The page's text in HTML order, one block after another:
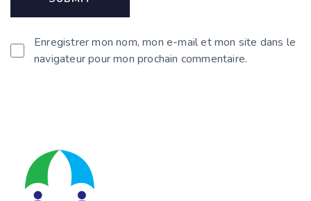
Enregistrer mon nom, mon e-mail et mon site dans le
navigateur pour mon prochain commentaire.